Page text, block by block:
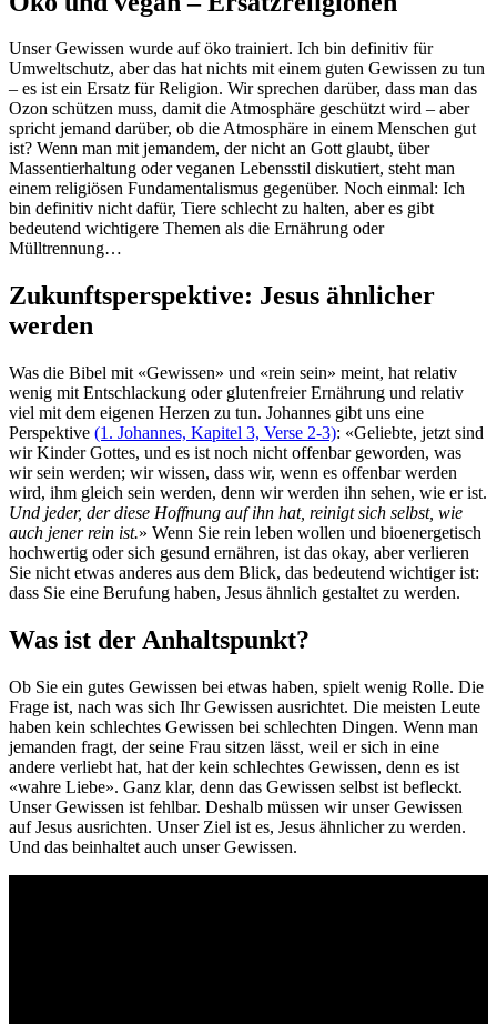
Unser Gewissen wurde auf öko trainiert. Ich bin definitiv für
Umweltschutz, aber das hat nichts mit einem guten Gewissen zu tun
– es ist ein Ersatz für Religion. Wir sprechen darüber, dass man das
Ozon schützen muss, damit die Atmosphäre geschützt wird – aber
spricht jemand darüber, ob die Atmosphäre in einem Menschen gut
ist? Wenn man mit jemandem, der nicht an Gott glaubt, über
Massentierhaltung oder veganen Lebensstil diskutiert, steht man
einem religiösen Fundamentalismus gegenüber. Noch einmal: Ich
bin definitiv nicht dafür, Tiere schlecht zu halten, aber es gibt
bedeutend wichtigere Themen als die Ernährung oder
Mülltrennung…
Zukunftsperspektive: Jesus ähnlicher
werden
Was die Bibel mit «Gewissen» und «rein sein» meint, hat relativ
wenig mit Entschlackung oder glutenfreier Ernährung und relativ
viel mit dem eigenen Herzen zu tun. Johannes gibt uns eine
Perspektive (1. Johannes, Kapitel 3, Verse 2-3): «Geliebte, jetzt sind
wir Kinder Gottes, und es ist noch nicht offenbar geworden, was
wir sein werden; wir wissen, dass wir, wenn es offenbar werden
wird, ihm gleich sein werden, denn wir werden ihn sehen, wie er ist.
Und jeder, der diese Hoffnung auf ihn hat, reinigt sich selbst, wie
auch jener rein ist.» Wenn Sie rein leben wollen und bioenergetisch
hochwertig oder sich gesund ernähren, ist das okay, aber verlieren
Sie nicht etwas anderes aus dem Blick, das bedeutend wichtiger ist:
dass Sie eine Berufung haben, Jesus ähnlich gestaltet zu werden.
Was ist der Anhaltspunkt?
Ob Sie ein gutes Gewissen bei etwas haben, spielt wenig Rolle. Die
Frage ist, nach was sich Ihr Gewissen ausrichtet. Die meisten Leute
haben kein schlechtes Gewissen bei schlechten Dingen. Wenn man
jemanden fragt, der seine Frau sitzen lässt, weil er sich in eine
andere verliebt hat, hat der kein schlechtes Gewissen, denn es ist
«wahre Liebe». Ganz klar, denn das Gewissen selbst ist befleckt.
Unser Gewissen ist fehlbar. Deshalb müssen wir unser Gewissen
auf Jesus ausrichten. Unser Ziel ist es, Jesus ähnlicher zu werden.
Und das beinhaltet auch unser Gewissen.